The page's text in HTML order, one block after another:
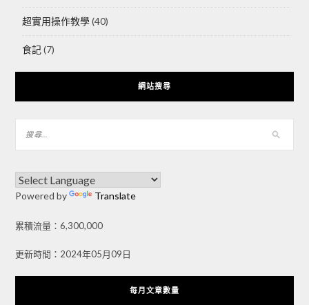
超實用操作教學(40)
食記(7)
網站搜尋
Powered by Translate
累積流量：6,300,000
更新時間：2024年05月09日
每月文章數量